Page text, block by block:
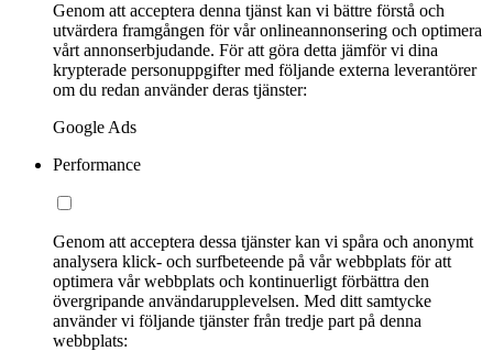
Genom att acceptera denna tjänst kan vi bättre förstå och
utvärdera framgången för vår onlineannonsering och optimera
vårt annonserbjudande. För att göra detta jämför vi dina
krypterade personuppgifter med följande externa leverantörer
om du redan använder deras tjänster:
Google Ads
Performance
Genom att acceptera dessa tjänster kan vi spåra och anonymt
analysera klick- och surfbeteende på vår webbplats för att
optimera vår webbplats och kontinuerligt förbättra den
övergripande användarupplevelsen. Med ditt samtycke
använder vi följande tjänster från tredje part på denna
webbplats: